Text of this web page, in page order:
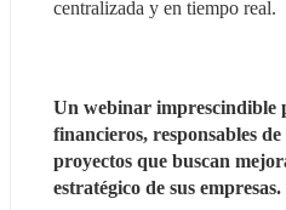
centralizada y en tiempo real.
Un webinar imprescindible
financieros, responsables
proyectos que buscan
estratégico de sus empresas.